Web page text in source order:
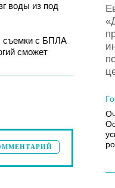
воды из под
съемки с БПЛА
сможет